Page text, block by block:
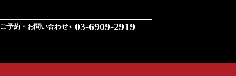
ご予約・お問い合わせ 03-6909-2919